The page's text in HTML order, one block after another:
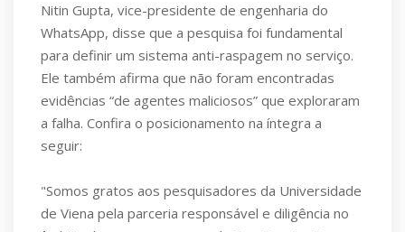
Nitin Gupta, vice-presidente de engenharia do
WhatsApp, disse que a pesquisa foi fundamental
para definir um sistema anti-raspagem no serviço.
Ele também afirma que não foram encontradas
evidências “de agentes maliciosos” que exploraram
a falha. Confira o posicionamento na íntegra a
seguir:
"Somos gratos aos pesquisadores da Universidade
de Viena pela parceria responsável e diligência no